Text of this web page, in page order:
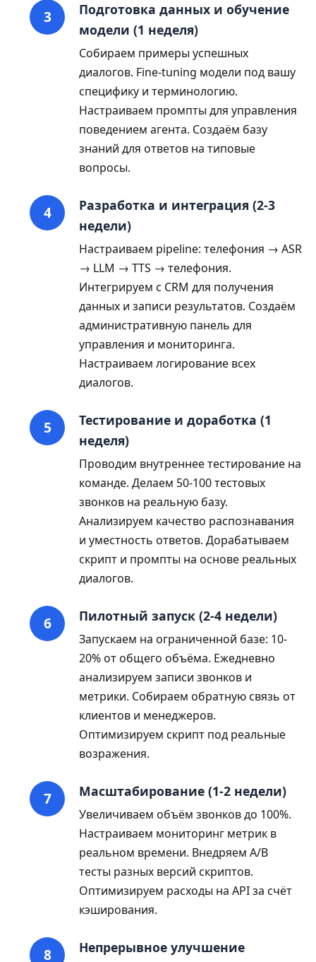
Подготовка данных и обучение
модели (1 неделя)
Собираем примеры успешных
диалогов. Fine-tuning модели под вашу
специфику и терминологию.
Настраиваем промпты для управления
поведением агента. Создаём базу
знаний для ответов на типовые
вопросы.
Разработка и интеграция (2-3
недели)
Настраиваем pipeline: телефония → ASR
→ LLM → TTS → телефония.
Интегрируем с CRM для получения
данных и записи результатов. Создаём
административную панель для
управления и мониторинга.
Настраиваем логирование всех
диалогов.
Тестирование и доработка (1
неделя)
Проводим внутреннее тестирование на
команде. Делаем 50-100 тестовых
звонков на реальную базу.
Анализируем качество распознавания
и уместность ответов. Дорабатываем
скрипт и промпты на основе реальных
диалогов.
Пилотный запуск (2-4 недели)
Запускаем на ограниченной базе: 10-
20% от общего объёма. Ежедневно
анализируем записи звонков и
метрики. Собираем обратную связь от
клиентов и менеджеров.
Оптимизируем скрипт под реальные
возражения.
Масштабирование (1-2 недели)
Увеличиваем объём звонков до 100%.
Настраиваем мониторинг метрик в
реальном времени. Внедряем A/B
тесты разных версий скриптов.
Оптимизируем расходы на API за счёт
кэширования.
Непрерывное улучшение